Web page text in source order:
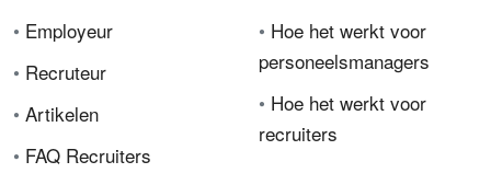
• Employeur
• Recruteur
• Artikelen
• FAQ Recruiters
• Hoe het werkt voor
personeelsmanagers
• Hoe het werkt voor
recruiters